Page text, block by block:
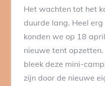
Het wachten tot het
duurde lang. Heel
konden we op 18
nieuwe tent
bleek deze mini-
zijn door de nieuwe